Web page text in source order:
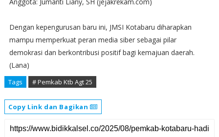
Dengan kepengurusan baru ini, JMSI Kotabaru diharapkan
mampu memperkuat peran media siber sebagai pilar
demokrasi dan berkontribusi positif bagi kemajuan daerah.
(Lana)
Tags # Pemkab Ktb Agt 25
Copy Link dan Bagikan